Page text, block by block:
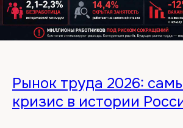
Рынок труда 2026:
кризис в истории